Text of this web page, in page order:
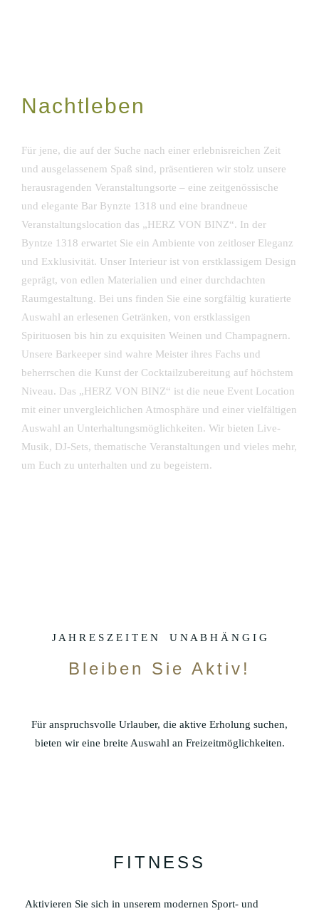
Nachtleben
Für jene, die auf der Suche nach einer erlebnisreichen Zeit
und ausgelassenem Spaß sind, präsentieren wir stolz unsere
herausragenden Veranstaltungsorte – eine zeitgenössische
und elegante Bar Bynzte 1318 und eine brandneue
Veranstaltungslocation das „HERZ VON BINZ“. In der
Byntze 1318 erwartet Sie ein Ambiente von zeitloser Eleganz
und Exklusivität. Unser Interieur ist von erstklassigem Design
geprägt, von edlen Materialien und einer durchdachten
Raumgestaltung. Bei uns finden Sie eine sorgfältig kuratierte
Auswahl an erlesenen Getränken, von erstklassigen
Spirituosen bis hin zu exquisiten Weinen und Champagnern.
Unsere Barkeeper sind wahre Meister ihres Fachs und
beherrschen die Kunst der Cocktailzubereitung auf höchstem
Niveau. Das „HERZ VON BINZ“ ist die neue Event Location
mit einer unvergleichlichen Atmosphäre und einer vielfältigen
Auswahl an Unterhaltungsmöglichkeiten. Wir bieten Live-
Musik, DJ-Sets, thematische Veranstaltungen und vieles mehr,
um Euch zu unterhalten und zu begeistern.
J A H R E S Z E I T E N U N A B H Ä N G I G
Bleiben Sie Aktiv!
Für anspruchsvolle Urlauber, die aktive Erholung suchen,
bieten wir eine breite Auswahl an Freizeitmöglichkeiten.
FITNESS
Aktivieren Sie sich in unserem modernen Sport- und